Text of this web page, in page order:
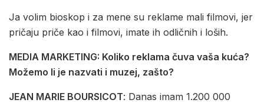
Ja volim bioskop i za mene su reklame mali filmovi, jer
pričaju priče kao i filmovi, imate ih odličnih i loših.
MEDIA MARKETING: Koliko reklama čuva vaša kuća?
Možemo li je nazvati i muzej, zašto?
JEAN MARIE BOURSICOT: Danas imam 1.200 000